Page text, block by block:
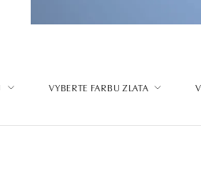
VYBERTE FARBU ZLATA